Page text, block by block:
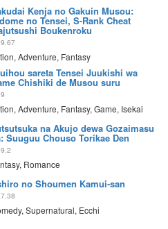
Kenja no Gakuin Musou:
no Tensei, S-Rank Cheat
Boukenroku
9.67
Adventure, Fantasy
sareta Tensei Juukishi wa
Chishiki de Musou suru
9
Adventure, Fantasy, Game, Isekai
na Akujo dewa Gozaimasu
Suuguu Chouso Torikae Den
9.2
Romance
no Shoumen Kamui-san
7.38
Supernatural, Ecchi